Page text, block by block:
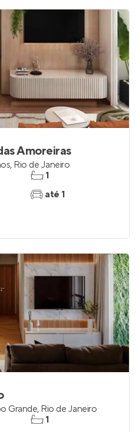
Amoreiras
, Rio de Janeiro
1
até 1
Grande, Rio de Janeiro
1